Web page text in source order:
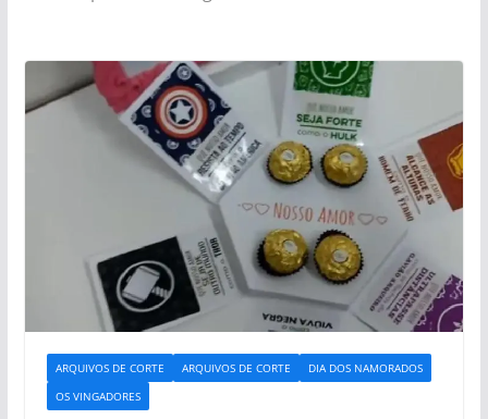
ARQUIVOS DE CORTE ARQUIVOS DE CORTE
DIA DOS NAMORADOS
OS VINGADORES